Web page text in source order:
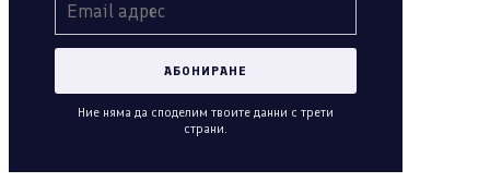
Ние няма да споделим твоите данни с трети
страни.